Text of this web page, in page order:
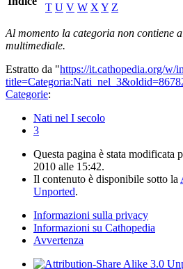
T U V W XY Z
Al momento la categoria non contiene
multimediale.
Estratto da "https://it.cathopedia.org/w/
Categorie:
Nati nel I secolo
3
Questa pagina è stata modificata
2010 alle 15:42.
Il contenuto è disponibile sotto la
Unported.
Informazioni sulla privacy
Informazioni su Cathopedia
Avvertenza